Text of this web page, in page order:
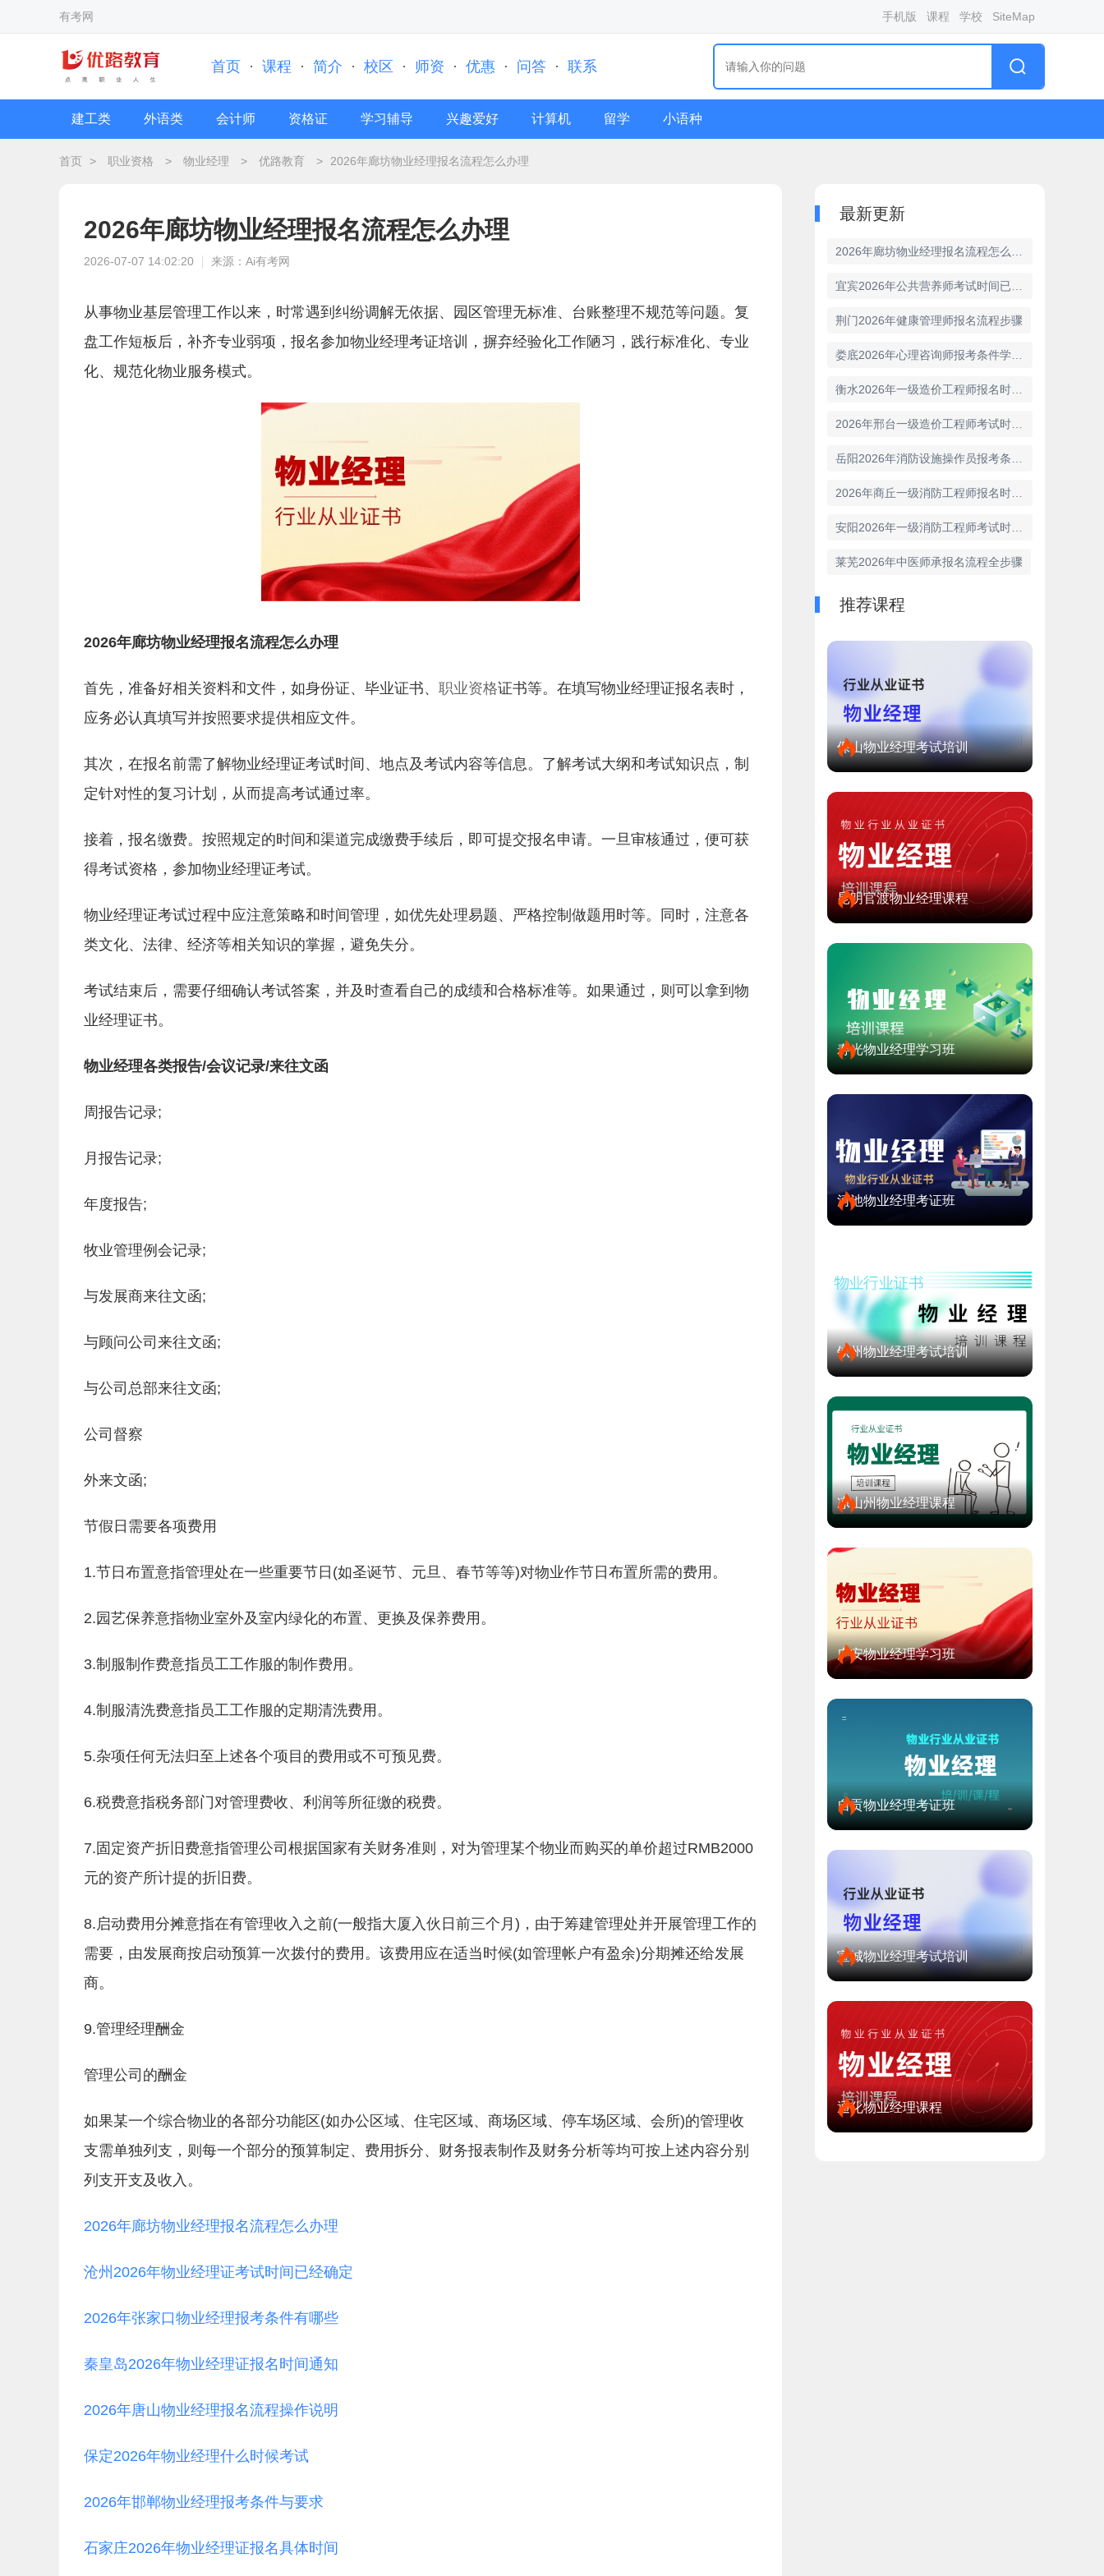
有考网 手机版 课程 学校 SiteMap
首页 · 课程 · 简介 · 校区 · 师资 · 优惠 · 问答 · 联系
建工类 外语类 会计师 资格证 学习辅导 兴趣爱好 计算机 留学 小语种
首页 > 职业资格 > 物业经理 > 优路教育 > 2026年廊坊物业经理报名流程怎么办理
2026年廊坊物业经理报名流程怎么办理
2026-07-07 14:02:20 来源：Ai有考网
从事物业基层管理工作以来，时常遇到纠纷调解无依据、园区管理无标准、台账整理不规范等问题。复
盘工作短板后，补齐专业弱项，报名参加物业经理考证培训，摒弃经验化工作陋习，践行标准化、专业
化、规范化物业服务模式。
2026年廊坊物业经理报名流程怎么办理
首先，准备好相关资料和文件，如身份证、毕业证书、 职业资格证书等。在填写物业经理证报名表时，
应务必认真填写并按照要求提供相应文件。
其次，在报名前需了解物业经理证考试时间、地点及考试内容等信息。了解考试大纲和考试知识点，制
定针对性的复习计划，从而提高考试通过率。
接着，报名缴费。按照规定的时间和渠道完成缴费手续后，即可提交报名申请。一旦审核通过，便可获
得考试资格，参加物业经理证考试。
物业经理证考试过程中应注意策略和时间管理，如优先处理易题、严格控制做题用时等。同时，注意各
类文化、法律、经济等相关知识的掌握，避免失分。
考试结束后，需要仔细确认考试答案，并及时查看自己的成绩和合格标准等。如果通过，则可以拿到物
业经理证书。
物业经理各类报告/会议记录/来往文函
周报告记录;
月报告记录;
年度报告;
牧业管理例会记录;
与发展商来往文函;
与顾问公司来往文函;
与公司总部来往文函;
公司督察
外来文函;
节假日需要各项费用
1.节日布置意指管理处在一些重要节日(如圣诞节、元旦、春节等等)对物业作节日布置所需的费用。
2.园艺保养意指物业室外及室内绿化的布置、更换及保养费用。
3.制服制作费意指员工工作服的制作费用。
4.制服清洗费意指员工工作服的定期清洗费用。
5.杂项任何无法归至上述各个项目的费用或不可预见费。
6.税费意指税务部门对管理费收、利润等所征缴的税费。
7.固定资产折旧费意指管理公司根据国家有关财务准则，对为管理某个物业而购买的单价超过RMB2000
元的资产所计提的折旧费。
8.启动费用分摊意指在有管理收入之前(一般指大厦入伙日前三个月)，由于筹建管理处并开展管理工作的
需要，由发展商按启动预算一次拨付的费用。该费用应在适当时候(如管理帐户有盈余)分期摊还给发展
商。
9.管理经理酬金
管理公司的酬金
如果某一个综合物业的各部分功能区(如办公区域、住宅区域、商场区域、停车场区域、会所)的管理收
支需单独列支，则每一个部分的预算制定、费用拆分、财务报表制作及财务分析等均可按上述内容分别
列支开支及收入。
2026年廊坊物业经理报名流程怎么办理
沧州2026年物业经理证考试时间已经确定
2026年张家口物业经理报考条件有哪些
秦皇岛2026年物业经理证报名时间通知
2026年唐山物业经理报名流程操作说明
保定2026年物业经理什么时候考试
2026年邯郸物业经理报考条件与要求
石家庄2026年物业经理证报名具体时间
最新更新
荆门2026年健康管理师报名流程步骤
莱芜2026年中医师承报名流程全步骤
推荐课程
保山物业经理考试培训
昆明官渡物业经理课程
寿光物业经理学习班
河池物业经理考证班
钦州物业经理考试培训
凉山州物业经理课程
广安物业经理学习班
自贡物业经理考证班
宣城物业经理考试培训
通化物业经理课程